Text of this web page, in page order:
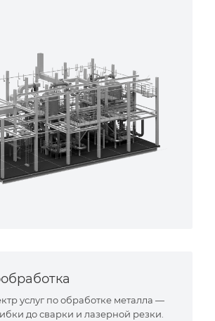
услуг по обработке металла —
до сварки и лазерной резки.